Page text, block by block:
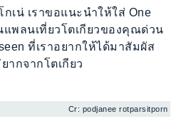
เน่ เราขอแนะนำให้ใส่ One
แพลนเที่ยวโตเกียวของคุณด่วน
ที่เราอยากให้ได้มาสัมผัส
ากจากโตเกียว
Cr: podjanee rotparsitporn